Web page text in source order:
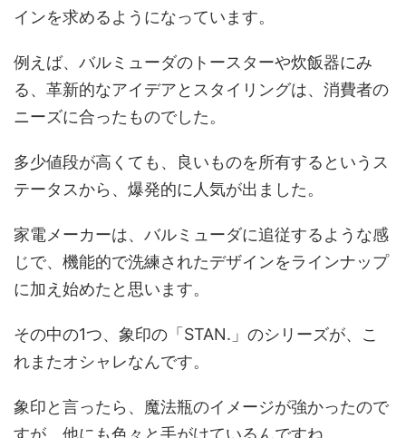
インを求めるようになっています。
例えば、バルミューダのトースターや炊飯器にみ
る、革新的なアイデアとスタイリングは、消費者の
ニーズに合ったものでした。
多少値段が高くても、良いものを所有するというス
テータスから、爆発的に人気が出ました。
家電メーカーは、バルミューダに追従するような感
じで、機能的で洗練されたデザインをラインナップ
に加え始めたと思います。
その中の1つ、象印の「STAN.」のシリーズが、こ
れまたオシャレなんです。
象印と言ったら、魔法瓶のイメージが強かったので
すが、他にも色々と手がけているんですね。